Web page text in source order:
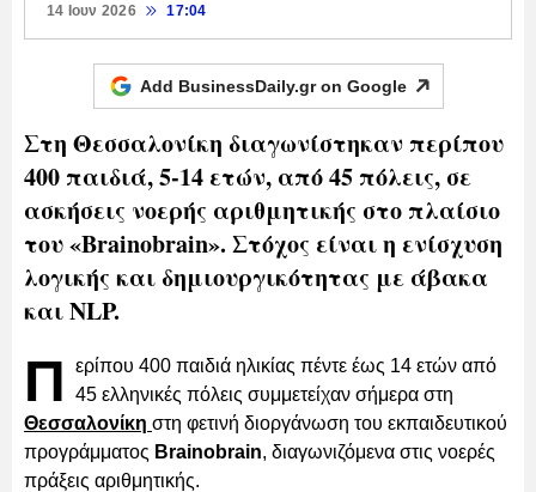
14 Ιουν 2026 17:04
Add BusinessDaily.gr on Google
Στη Θεσσαλονίκη διαγωνίστηκαν περίπου
400 παιδιά, 5-14 ετών, από 45 πόλεις, σε
ασκήσεις νοερής αριθμητικής στο πλαίσιο
του «Brainobrain». Στόχος είναι η ενίσχυση
λογικής και δημιουργικότητας με άβακα
και NLP.
Π
ερίπου 400 παιδιά ηλικίας πέντε έως 14 ετών από
45 ελληνικές πόλεις συμμετείχαν σήμερα στη
Θεσσαλονίκη στη φετινή διοργάνωση του εκπαιδευτικού
προγράμματος Brainobrain, διαγωνιζόμενα στις νοερές
πράξεις αριθμητικής.